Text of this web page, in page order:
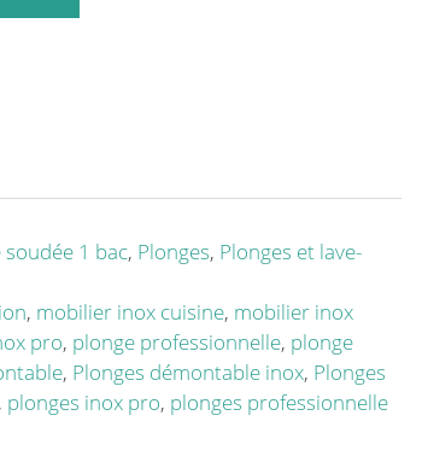
soudée 1 bac, Plonges, Plonges et lave-
, mobilier inox cuisine, mobilier inox
pro, plonge professionnelle, plonge
, Plonges démontable inox, Plonges
, plonges inox pro, plonges professionnelle